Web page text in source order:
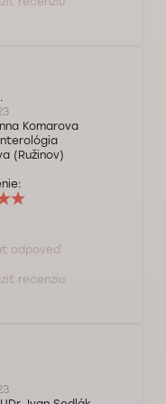
Komarova
(Ružinov)
odpoveď
recenziu